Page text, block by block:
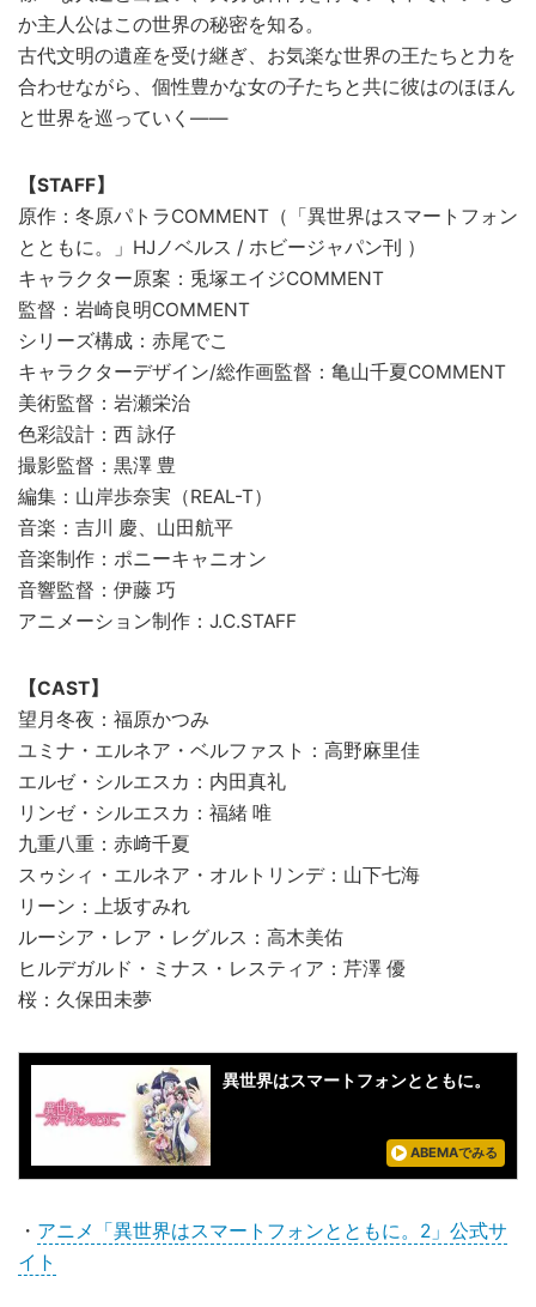
か主人公はこの世界の秘密を知る。
古代文明の遺産を受け継ぎ、お気楽な世界の王たちと力を
合わせながら、個性豊かな女の子たちと共に彼はのほほん
と世界を巡っていく――
【STAFF】
原作：冬原パトラCOMMENT（「異世界はスマートフォン
とともに。」HJノベルス / ホビージャパン刊 ）
キャラクター原案：兎塚エイジCOMMENT
監督：岩崎良明COMMENT
シリーズ構成：赤尾でこ
キャラクターデザイン/総作画監督：亀山千夏COMMENT
美術監督：岩瀬栄治
色彩設計：西 詠仔
撮影監督：黒澤 豊
編集：山岸歩奈実（REAL-T）
音楽：吉川 慶、山田航平
音楽制作：ポニーキャニオン
音響監督：伊藤 巧
アニメーション制作：J.C.STAFF
【CAST】
望月冬夜：福原かつみ
ユミナ・エルネア・ベルファスト：高野麻里佳
エルゼ・シルエスカ：内田真礼
リンゼ・シルエスカ：福緒 唯
九重八重：赤﨑千夏
スゥシィ・エルネア・オルトリンデ：山下七海
リーン：上坂すみれ
ルーシア・レア・レグルス：高木美佑
ヒルデガルド・ミナス・レスティア：芹澤 優
桜：久保田未夢
異世界はスマートフォンとともに。
ABEMAでみる
・ アニメ「異世界はスマートフォンとともに。2」公式サ
イト